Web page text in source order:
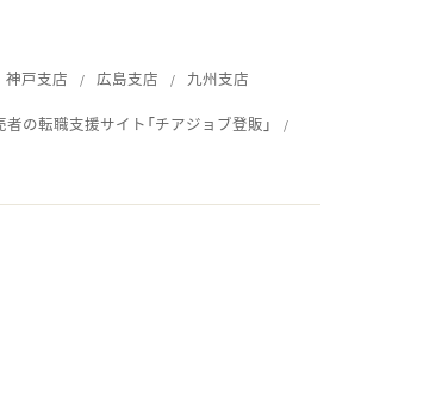
神戸支店 広島支店 九州支店
の転職支援サイト「チアジョブ登販」